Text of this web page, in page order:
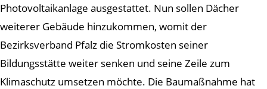
Photovoltaikanlage ausgestattet. Nun sollen Dächer
weiterer Gebäude hinzukommen, womit der
Bezirksverband Pfalz die Stromkosten seiner
Bildungsstätte weiter senken und seine Zeile zum
Klimaschutz umsetzen möchte. Die Baumaßnahme hat